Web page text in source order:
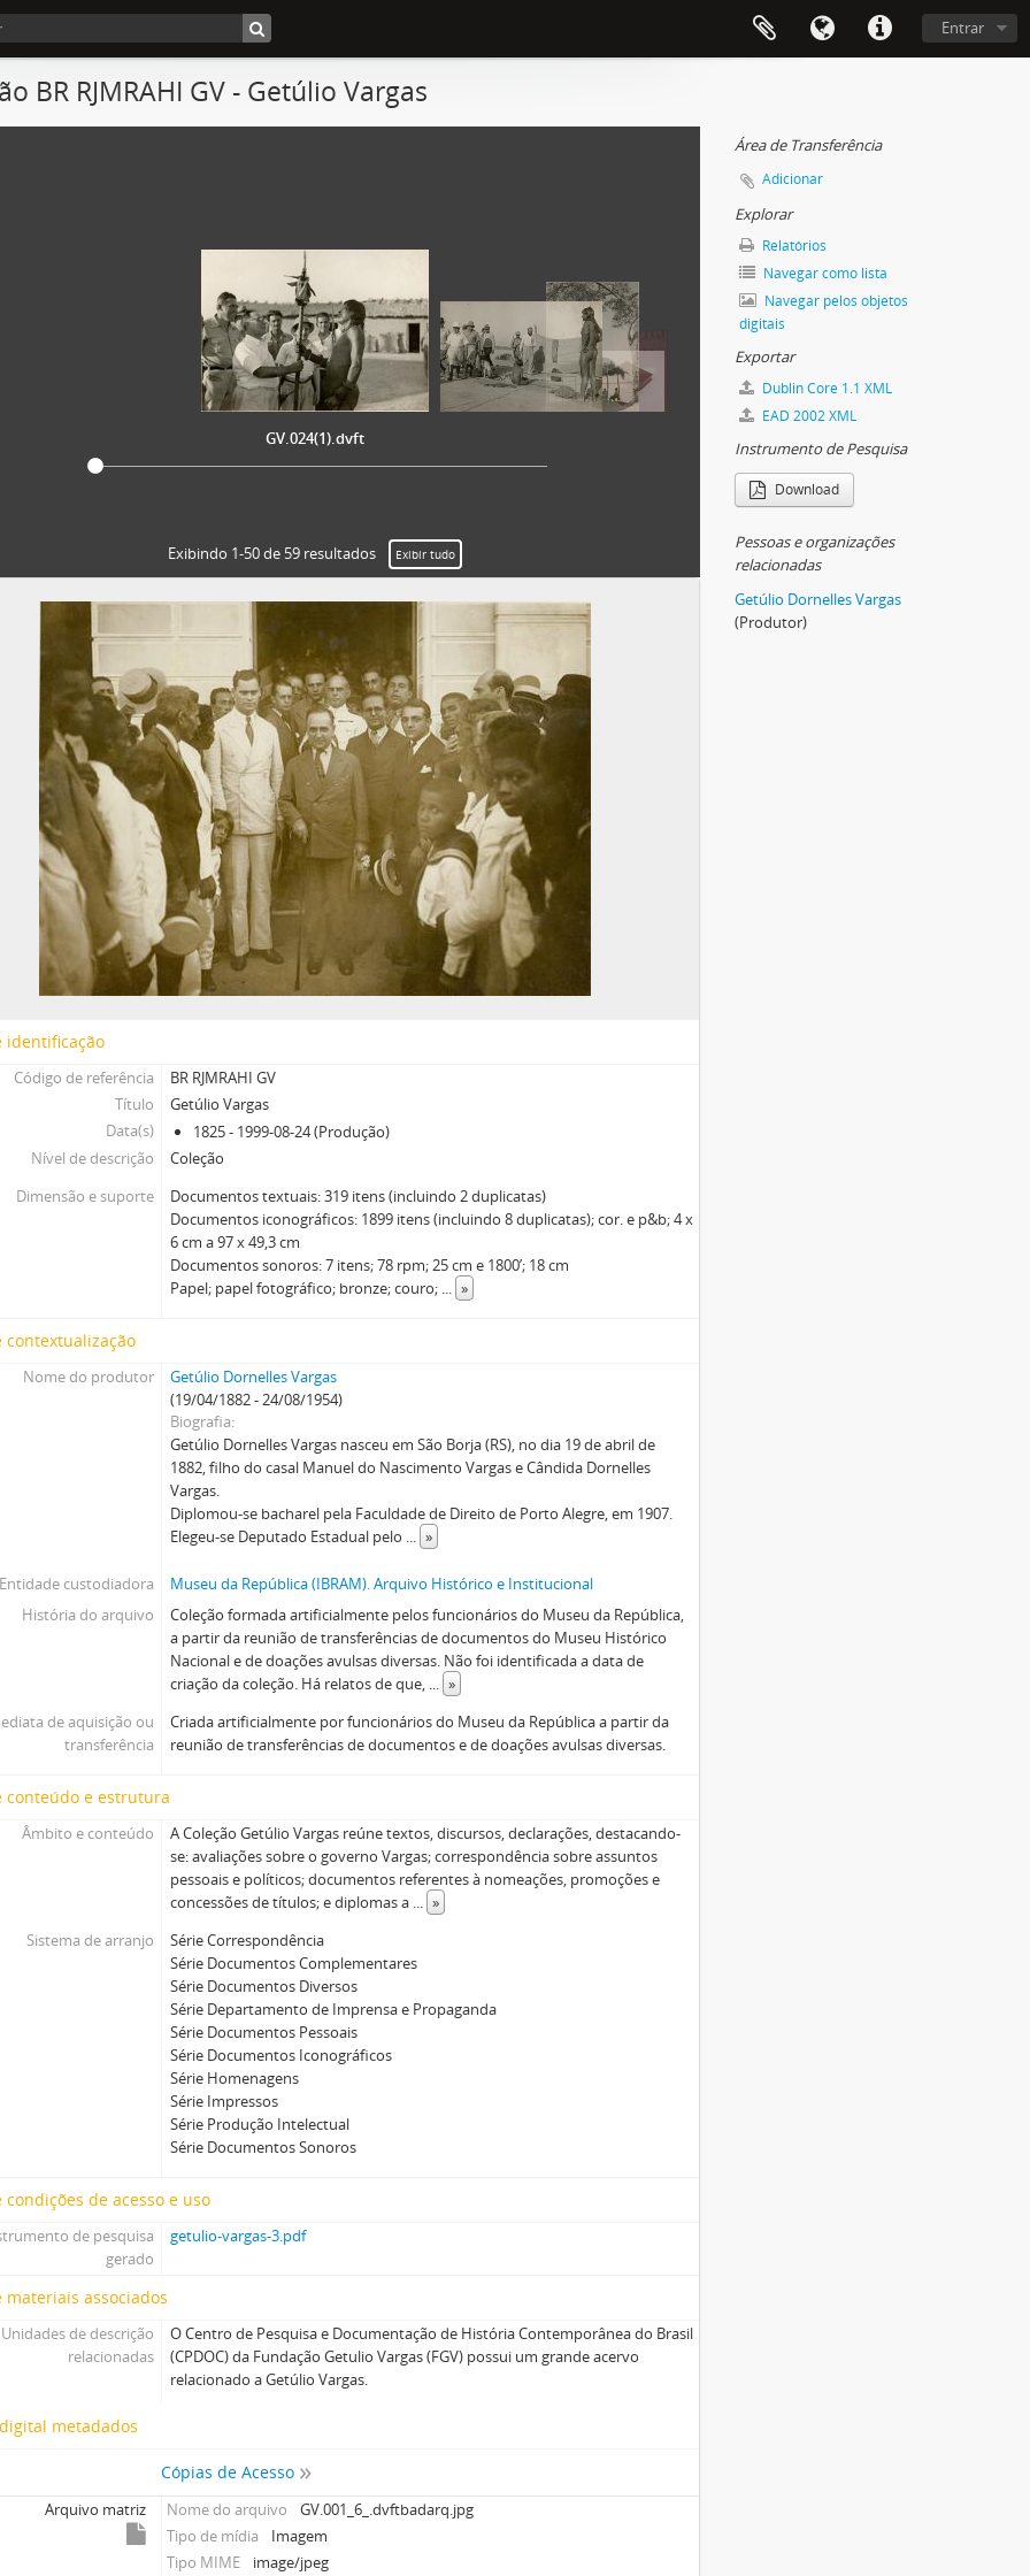
Entrar
BR RJMRAHI GV - Getúlio Vargas
GV.024(1).dvft
Exibindo 1-50 de 59 resultados Exibir tudo
identificação
Código de referência
BR RJMRAHI GV
Título
Getúlio Vargas
Data(s)
1825 - 1999-08-24 (Produção)
Nível de descrição
Coleção
Dimensão e suporte
Documentos textuais: 319 itens (incluindo 2 duplicatas)
Documentos iconográficos: 1899 itens (incluindo 8 duplicatas); cor. e p&b; 4 x
6 cm a 97 x 49,3 cm
Documentos sonoros: 7 itens; 78 rpm; 25 cm e 1800’; 18 cm
Papel; papel fotográfico; bronze; couro; ... »
contextualização
Nome do produtor
Getúlio Dornelles Vargas
(19/04/1882 - 24/08/1954)
Biografia
Getúlio Dornelles Vargas nasceu em São Borja (RS), no dia 19 de abril de
1882, filho do casal Manuel do Nascimento Vargas e Cândida Dornelles
Vargas.
Diplomou-se bacharel pela Faculdade de Direito de Porto Alegre, em 1907.
Elegeu-se Deputado Estadual pelo ... »
Entidade custodiadora
Museu da República (IBRAM). Arquivo Histórico e Institucional
História do arquivo
Coleção formada artificialmente pelos funcionários do Museu da República,
a partir da reunião de transferências de documentos do Museu Histórico
Nacional e de doações avulsas diversas. Não foi identificada a data de
criação da coleção. Há relatos de que, ... »
de aquisição ou
transferência
Criada artificialmente por funcionários do Museu da República a partir da
reunião de transferências de documentos e de doações avulsas diversas.
conteúdo e estrutura
Âmbito e conteúdo
A Coleção Getúlio Vargas reúne textos, discursos, declarações, destacando-
se: avaliações sobre o governo Vargas; correspondência sobre assuntos
pessoais e políticos; documentos referentes à nomeações, promoções e
concessões de títulos; e diplomas a ... »
Sistema de arranjo
Série Correspondência
Série Documentos Complementares
Série Documentos Diversos
Série Departamento de Imprensa e Propaganda
Série Documentos Pessoais
Série Documentos Iconográficos
Série Homenagens
Série Impressos
Série Produção Intelectual
Série Documentos Sonoros
condições de acesso e uso
de pesquisa
gerado
getulio-vargas-3.pdf
materiais associados
Unidades de descrição
relacionadas
O Centro de Pesquisa e Documentação de História Contemporânea do Brasil
(CPDOC) da Fundação Getulio Vargas (FGV) possui um grande acervo
relacionado a Getúlio Vargas.
metadados
Cópias de Acesso
Arquivo matriz Nome do arquivo
GV.001_6_.dvftbadarq.jpg
Tipo de mídia
Imagem
Tipo MIME
image/jpeg
Área de Transferência
Adicionar
Explorar
Relatórios
Navegar como lista
Navegar pelos objetos
digitais
Exportar
Dublin Core 1.1 XML
EAD 2002 XML
Instrumento de Pesquisa
Download
Pessoas e organizações
relacionadas
Getúlio Dornelles Vargas
(Produtor)